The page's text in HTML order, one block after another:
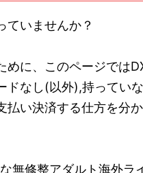
ていませんか？
めに、このページでは
ドなし(以外),持ってい
払い決済する仕方を分
無修整アダルト海外ラ